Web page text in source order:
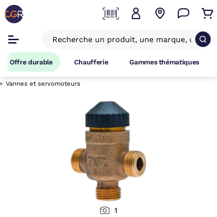
Offre durable Chaufferie Gammes thématiques
Vannes et servomoteurs
1